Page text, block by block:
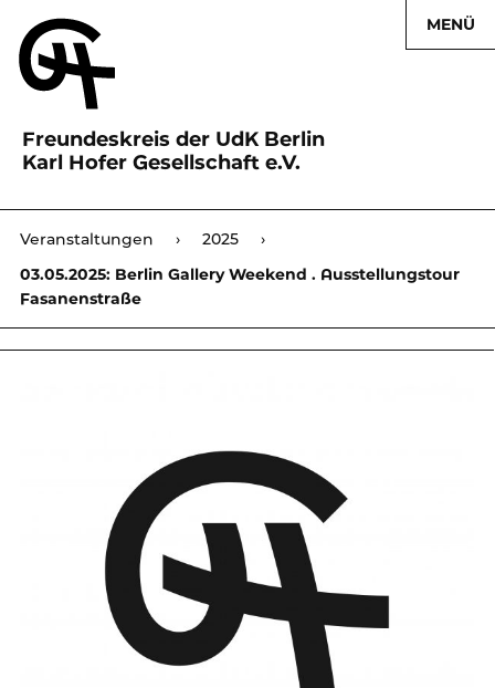
Freundeskreis der UdK Berlin
Karl Hofer Gesellschaft e.V.
MENÜ
Karl Hofer Gesellschaft ›
Veranstaltungen › 2025
›
03.05.2025: Berlin Gallery Weekend . Ausstellungstour
Fasanenstraße